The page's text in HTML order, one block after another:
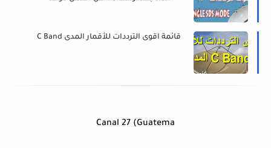
قائمة اقوى الترددات للأقمار المدى C Band
Canal 27 (Guatema